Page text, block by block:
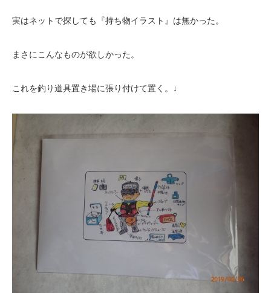
実はネットで探しても『持ち物イラスト』は無かった。
まさにこんなものが欲しかった。
これを釣り道具置き場に張り付けて置く。↓